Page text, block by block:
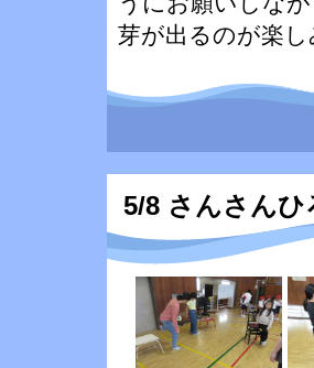
芽が出るのが楽
5/8 さんさんひ